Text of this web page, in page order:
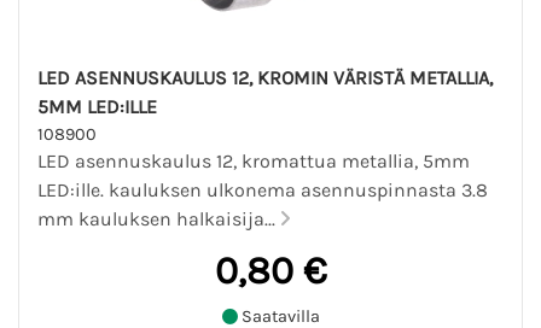
LED ASENNUSKAULUS 12, KROMIN VÄRISTÄ METALLIA,
5MM LED:ILLE
108900
LED asennuskaulus 12, kromattua metallia, 5mm
LED:ille. kauluksen ulkonema asennuspinnasta 3.8
mm kauluksen halkaisija...
0,80 €
Saatavilla